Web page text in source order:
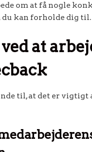
om at få nogle
du kan forholde dig til.
at
til, at det er vigtigt